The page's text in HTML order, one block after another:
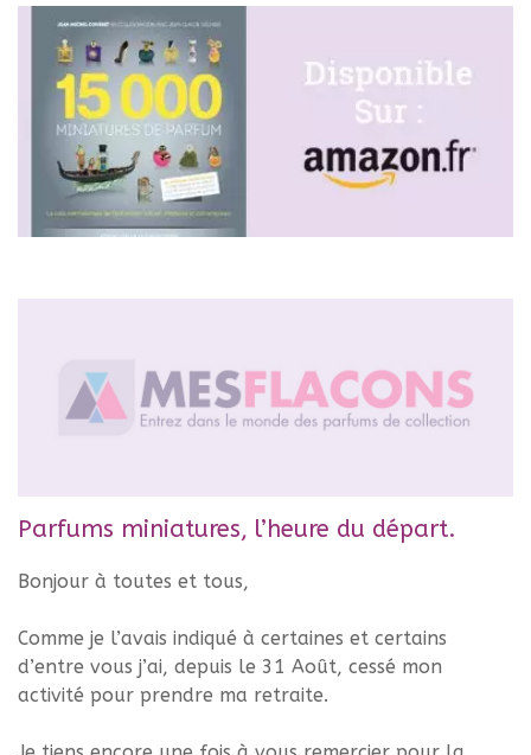
Parfums miniatures, l’heure du départ.
Bonjour à toutes et tous,
Comme je l’avais indiqué à certaines et certains
d’entre vous j’ai, depuis le 31 Août, cessé mon
activité pour prendre ma retraite.